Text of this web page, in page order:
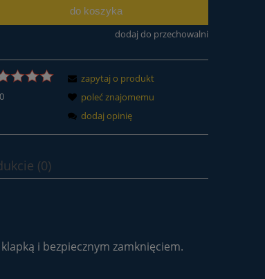
do koszyka
dodaj do przechowalni
zapytaj o produkt
poleć znajomemu
dodaj opinię
(0)
i bezpiecznym zamknięciem.